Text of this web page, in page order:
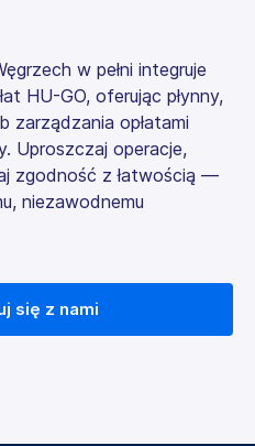
w pełni integruje
HU-GO, oferując płynny,
zarządzania opłatami
Uproszczaj operacje,
zgodność z łatwością —
niezawodnemu
się z nami